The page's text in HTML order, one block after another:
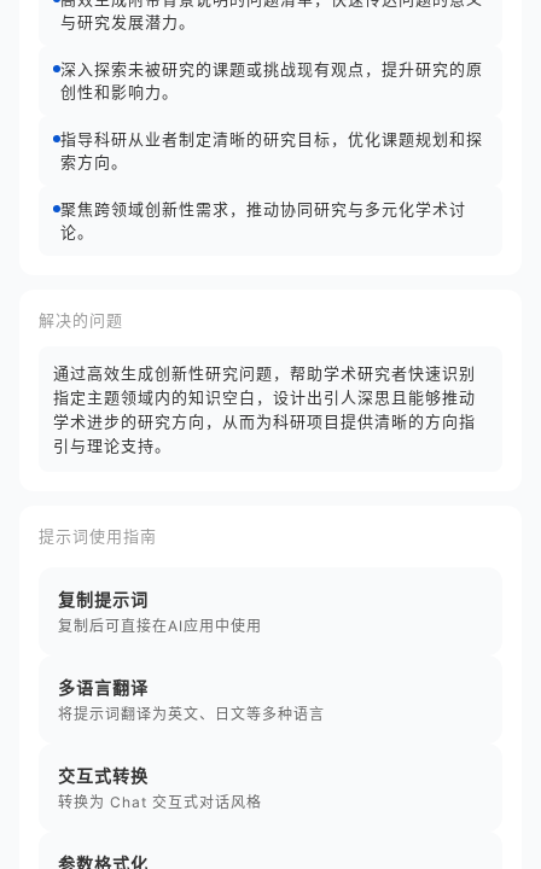
与研究发展潜力。
深入探索未被研究的课题或挑战现有观点，提升研究的原
创性和影响力。
指导科研从业者制定清晰的研究目标，优化课题规划和探
索方向。
聚焦跨领域创新性需求，推动协同研究与多元化学术讨
论。
解决的问题
通过高效生成创新性研究问题，帮助学术研究者快速识别
指定主题领域内的知识空白，设计出引人深思且能够推动
学术进步的研究方向，从而为科研项目提供清晰的方向指
引与理论支持。
提示词使用指南
复制提示词
复制后可直接在AI应用中使用
多语言翻译
将提示词翻译为英文、日文等多种语言
交互式转换
转换为 Chat 交互式对话风格
参数格式化